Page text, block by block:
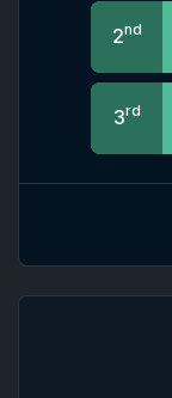
2nd
3rd